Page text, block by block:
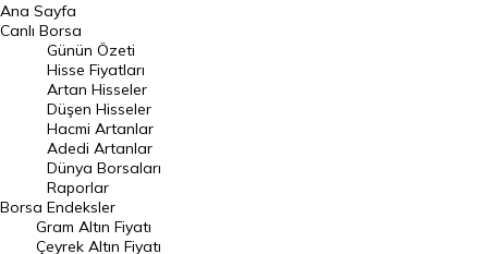
BIST 100 Hisseleri
En Çok Artan Hisseler
En Çok Düşen Hisseler
Hacmi Artanlar
Geçmiş Kapanışlar
Dünya Borsaları
Raporlar
Ana Sayfa
Canlı Borsa
Borsa
Günün Özeti
Hisse Fiyatları
Artan Hisseler
Düşen Hisseler
Hacmi Artanlar
Adedi Artanlar
Dünya Borsaları
Raporlar
Endeksler
Gram Altın Fiyatı
Çeyrek Altın Fiyatı